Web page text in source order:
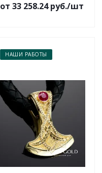
от 33 258.24 руб./шт
НАШИ РАБОТЫ